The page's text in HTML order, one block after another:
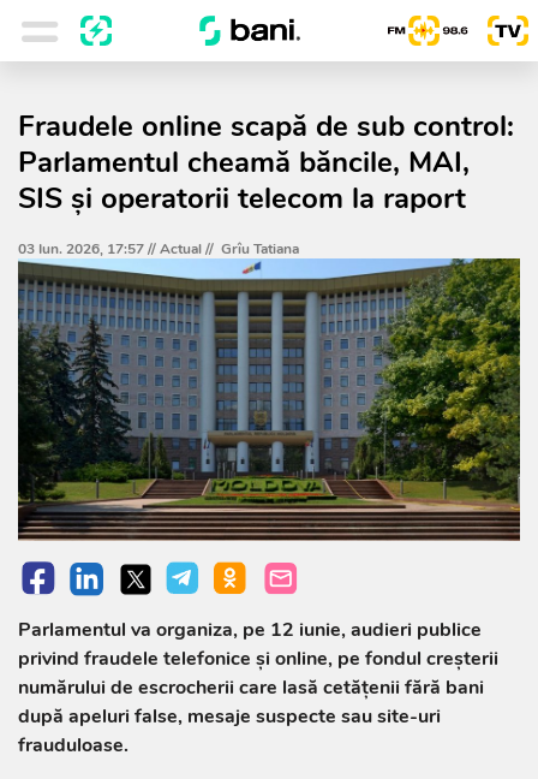
Fraudele online scapă de sub control:
Parlamentul cheamă băncile, MAI,
SIS și operatorii telecom la raport
03 Iun. 2026, 17:57 //Actual// Grîu Tatiana
Parlamentul va organiza, pe 12 iunie, audieri publice
privind fraudele telefonice și online, pe fondul creșterii
numărului de escrocherii care lasă cetățenii fără bani
după apeluri false, mesaje suspecte sau site-uri
frauduloase.